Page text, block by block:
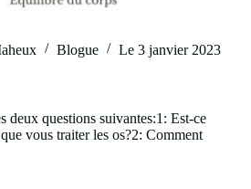
Blogue Le 3 janvier 2023
deux questions suivantes:1: Est-ce
vous traiter les os?2: Comment